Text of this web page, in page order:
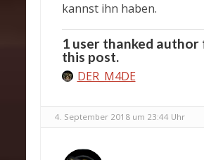
kannst ihn haben.
1 user thanked author
this post.
DER_M4DE
4. September 2018 um 23:44 Uhr